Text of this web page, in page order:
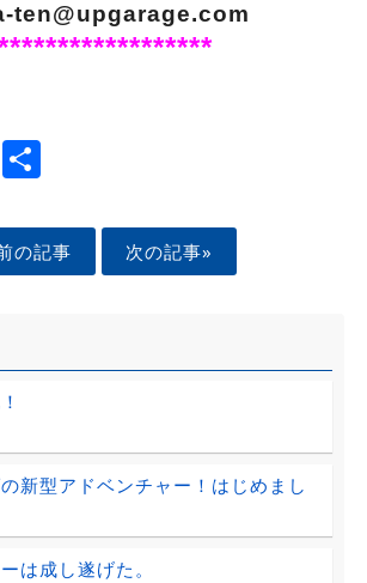
ten@upgarage.com
Share
の記事 次の記事»
新型アドベンチャー！はじめまし
は成し遂げた。